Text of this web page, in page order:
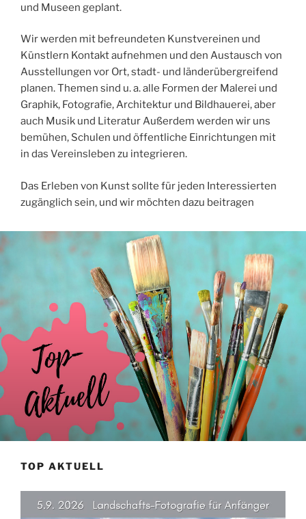
und Museen geplant.
Wir werden mit befreundeten Kunstvereinen und
Künstlern Kontakt aufnehmen und den Austausch von
Ausstellungen vor Ort, stadt- und länderübergreifend
planen. Themen sind u. a. alle Formen der Malerei und
Graphik, Fotografie, Architektur und Bildhauerei, aber
auch Musik und Literatur Außerdem werden wir uns
bemühen, Schulen und öffentliche Einrichtungen mit
in das Vereinsleben zu integrieren.
Das Erleben von Kunst sollte für jeden Interessierten
zugänglich sein, und wir möchten dazu beitragen
TOP AKTUELL